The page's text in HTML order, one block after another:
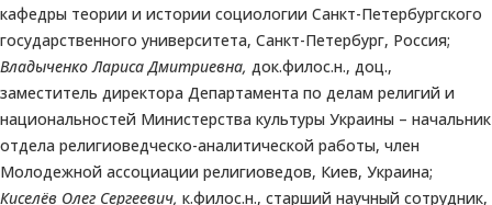
кафедры теории и истории социологии Санкт-Петербургского
государственного университета, Санкт-Петербург, Россия;
Владыченко Лариса Дмитриевна, док.филос.н., доц.,
заместитель директора Департамента по делам религий и
национальностей Министерства культуры Украины – начальник
отдела религиоведческо-аналитической работы, член
Молодежной ассоциации религиоведов, Киев, Украина;
Киселёв Олег Сергеевич, к.филос.н., старший научный сотрудник,